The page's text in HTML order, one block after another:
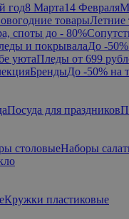
год8 Марта14 Февраля
товарыЛетние
споты до - 80%
и покрывалаДо -
уютаПледы от 699
БрендыДо -50% на
Посуда для праздников
столовыеНаборы
Кружки пластиковые